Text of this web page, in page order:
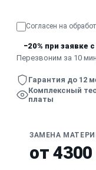
Согласен на
−20% при заявке
Перезвоним за 10
Гарантия до 12
Комплексный
платы
ЗАМЕНА
от